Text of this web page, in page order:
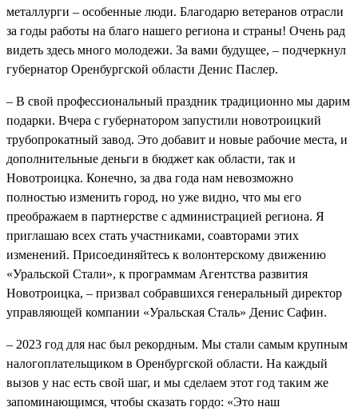
металлурги – особенные люди. Благодарю ветеранов отрасли
за годы работы на благо нашего региона и страны! Очень рад
видеть здесь много молодежи. За вами будущее, – подчеркнул
губернатор Оренбургской области Денис Паслер.
– В свой профессиональный праздник традиционно мы дарим
подарки. Вчера с губернатором запустили новотроицкий
трубопрокатный завод. Это добавит и новые рабочие места, и
дополнительные деньги в бюджет как области, так и
Новотроицка. Конечно, за два года нам невозможно
полностью изменить город, но уже видно, что мы его
преображаем в партнерстве с администрацией региона. Я
приглашаю всех стать участниками, соавторами этих
изменений. Присоединяйтесь к волонтерскому движению
«Уральской Стали», к программам Агентства развития
Новотроицка, – призвал собравшихся генеральный директор
управляющей компании «Уральская Сталь» Денис Сафин.
– 2023 год для нас был рекордным. Мы стали самым крупным
налогоплательщиком в Оренбургской области. На каждый
вызов у нас есть свой шаг, и мы сделаем этот год таким же
запоминающимся, чтобы сказать гордо: «Это наш